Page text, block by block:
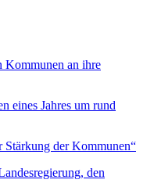
Kommunen an ihre
eines Jahres um rund
der Kommunen“
den